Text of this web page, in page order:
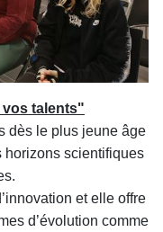
talents"
dès le plus jeune âge
horizons scientifiques
et elle offre
d’évolution comme